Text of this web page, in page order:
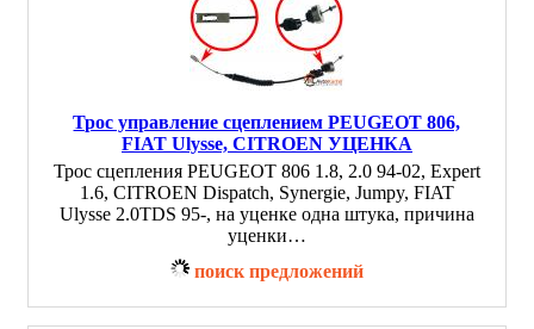
Трос управление сцеплением PEUGEOT 806,
FIAT Ulysse, CITROEN УЦЕНКА
Трос сцепления PEUGEOT 806 1.8, 2.0 94-02, Expert
1.6, CITROEN Dispatch, Synergie, Jumpy, FIAT
Ulysse 2.0TDS 95-, на уценке одна штука, причина
уценки…
поиск предложений